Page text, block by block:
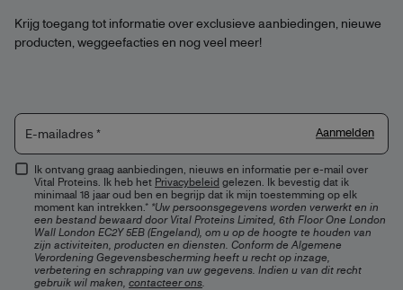
Krijg toegang tot informatie over exclusieve aanbiedingen, nieuwe
producten, weggeefacties en nog veel meer!
E-mailadres * Aanmelden
Ik ontvang graag aanbiedingen, nieuws en informatie per e-mail over
Vital Proteins. Ik heb het Privacybeleid gelezen. Ik bevestig dat ik
minimaal 18 jaar oud ben en begrijp dat ik mijn toestemming op elk
moment kan intrekken.* *Uw persoonsgegevens worden verwerkt en in
een bestand bewaard door Vital Proteins Limited, 6th Floor One London
Wall London EC2Y 5EB (Engeland), om u op de hoogte te houden van
zijn activiteiten, producten en diensten. Conform de Algemene
Verordening Gegevensbescherming heeft u recht op inzage,
verbetering en schrapping van uw gegevens. Indien u van dit recht
gebruik wil maken, contacteer ons.